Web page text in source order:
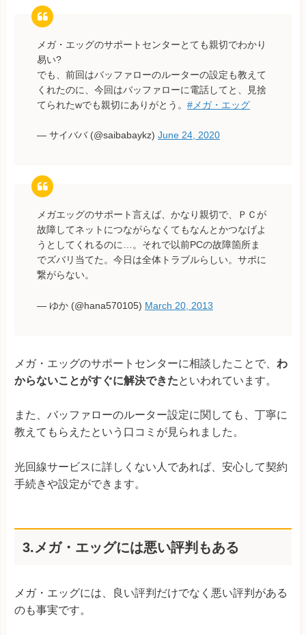
メガ・エッグのサポートセンターとても親切でわかり
易い?
でも、前回はバッファローのルーターの設定も教えて
くれたのに、今回はバッファローに電話してと、見捨
てられたwでも親切にありがとう。 #メガ・エッグ
— サイババ (@saibabaykz) June 24, 2020
メガエッグのサポート言えば、かなり親切で、ＰＣが
故障してネットにつながらなくてもなんとかつなげよ
うとしてくれるのに…。それで以前PCの故障箇所ま
でズバリ当てた。今日は全体トラブルらしい。サポに
繋がらない。
— ゆか (@hana570105) March 20, 2013
メガ・エッグのサポートセンターに相談したことで、 わ
からないことがすぐに解決できたといわれています。
また、バッファローのルーター設定に関しても、丁寧に
教えてもらえたという口コミが見られました。
光回線サービスに詳しくない人であれば、安心して契約
手続きや設定ができます。
3.メガ・エッグには悪い評判もある
メガ・エッグには、良い評判だけでなく悪い評判がある
のも事実です。